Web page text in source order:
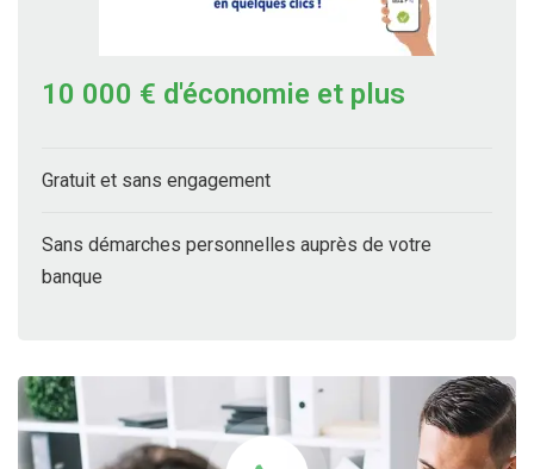
10 000 € d'économie et plus
Gratuit et sans engagement
Sans démarches personnelles auprès de votre
banque